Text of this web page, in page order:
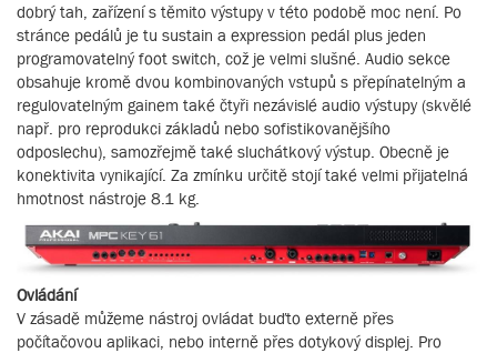
dobrý tah, zařízení s těmito výstupy v této podobě moc není. Po
stránce pedálů je tu sustain a expression pedál plus jeden
programovatelný foot switch, což je velmi slušné. Audio sekce
obsahuje kromě dvou kombinovaných vstupů s přepínatelným a
regulovatelným gainem také čtyři nezávislé audio výstupy (skvělé
např. pro reprodukci základů nebo sofistikovanějšího
odposlechu), samozřejmě také sluchátkový výstup. Obecně je
konektivita vynikající. Za zmínku určitě stojí také velmi přijatelná
hmotnost nástroje 8.1 kg.
Ovládání
V zásadě můžeme nástroj ovládat buďto externě přes
počítačovou aplikaci, nebo interně přes dotykový displej. Pro